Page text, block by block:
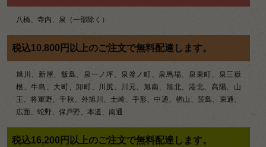
八橋、寺内、泉（一部除く）
税込10,800円以上のご注文で無料配達します。
旭川、新屋、飯島、泉一ノ坪、泉釜ノ町、泉馬場、泉東町、泉三嶽
根、牛島、大町、卸町、川尻、川元、旭南、旭北、港北、高陽、山
王、将軍野、千秋、外旭川、土崎、手形、中通、楢山、茨島、東通、
広面、蛇野、保戸野、本道、南通
税込16,200円以上のご注文で無料配達します。